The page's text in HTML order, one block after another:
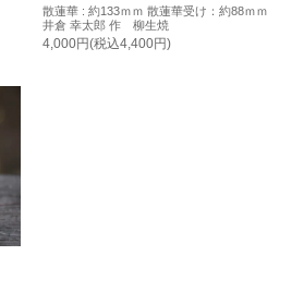
散蓮華 : 約133ｍｍ 散蓮華受け：約88ｍｍ
井倉 幸太郎 作 柳生焼
4,000円(税込4,400円)